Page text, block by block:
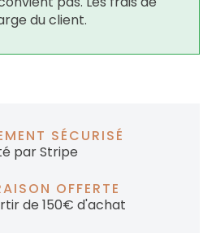
du client.
SÉCURISÉ
par Stripe
OFFERTE
de 150€ d'achat